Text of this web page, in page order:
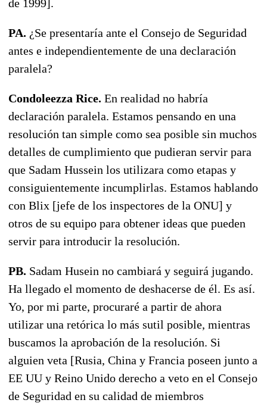
de 1999].
PA. ¿Se presentaría ante el Consejo de Seguridad
antes e independientemente de una declaración
paralela?
Condoleezza Rice. En realidad no habría
declaración paralela. Estamos pensando en una
resolución tan simple como sea posible sin muchos
detalles de cumplimiento que pudieran servir para
que Sadam Hussein los utilizara como etapas y
consiguientemente incumplirlas. Estamos hablando
con Blix [jefe de los inspectores de la ONU] y
otros de su equipo para obtener ideas que pueden
servir para introducir la resolución.
PB. Sadam Husein no cambiará y seguirá jugando.
Ha llegado el momento de deshacerse de él. Es así.
Yo, por mi parte, procuraré a partir de ahora
utilizar una retórica lo más sutil posible, mientras
buscamos la aprobación de la resolución. Si
alguien veta [Rusia, China y Francia poseen junto a
EE UU y Reino Unido derecho a veto en el Consejo
de Seguridad en su calidad de miembros